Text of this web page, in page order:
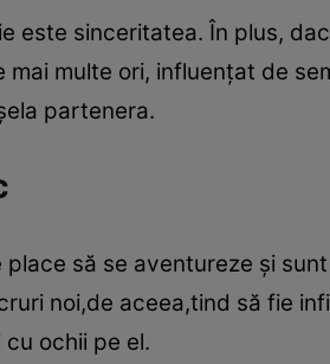
este sinceritatea. În plus,
multe ori, influenţat de
partenera.
să se aventureze şi
noi,de aceea,tind să fie
ochii pe el.